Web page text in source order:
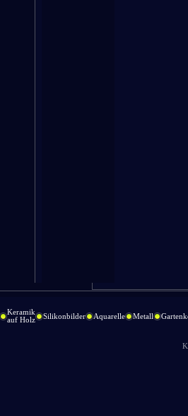
Keramik
auf Holz
Silikonbilder Aquarelle Metall